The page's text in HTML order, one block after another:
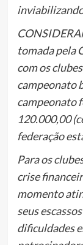
tomada pela
com os
campeonato
campeonato
120.000,00
federação
Para os
crise
momento
seus
dificuldades